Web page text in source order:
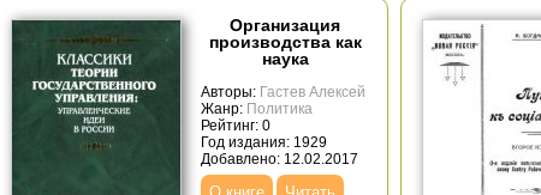
Организация
производства как
наука
Авторы: Гастев Алексей
Жанр: Политика
Рейтинг: 0
Год издания: 1929
Добавлено: 12.02.2017